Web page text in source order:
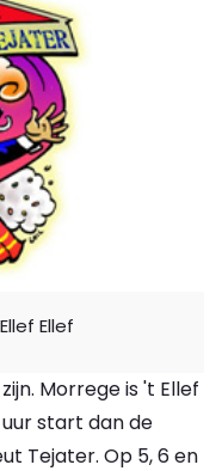
Ellef
Morrege is 't Ellef
uur start dan de
Tejater. Op 5, 6 en